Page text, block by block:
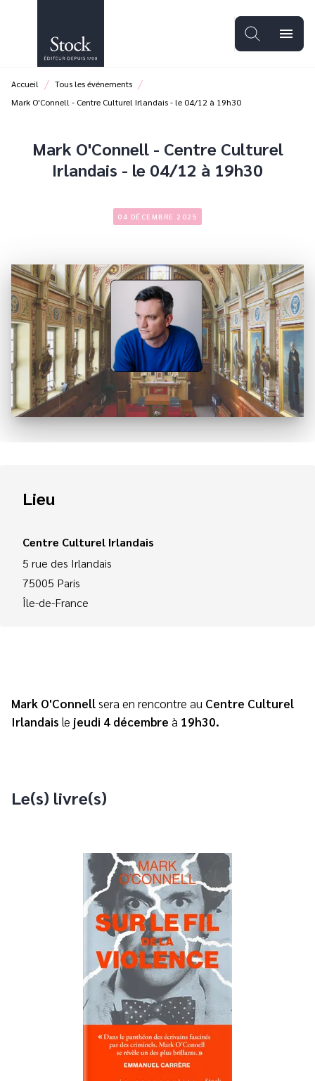
PIED DE PAGE
menu
Accueil / Tous les événements /
Mark O'Connell - Centre Culturel Irlandais - le 04/12 à 19h30
Mark O'Connell - Centre Culturel
Irlandais - le 04/12 à 19h30
04 DÉCEMBRE 2025
Lieu
Centre Culturel Irlandais
5 rue des Irlandais
75005 Paris
Île-de-France
Mark O'Connellsera en rencontre au Centre Culturel
Irlandais le jeudi 4 décembre à 19h30.
Le(s) livre(s)